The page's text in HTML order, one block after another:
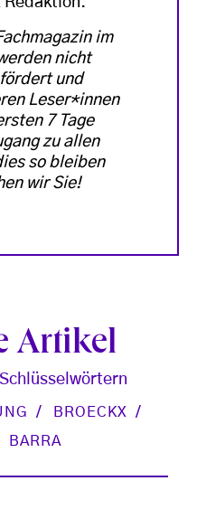
im
nicht
und
Leser*innen
7 Tage
zu allen
so bleiben
wir Sie!
Artikel
BROECKX
BARRA